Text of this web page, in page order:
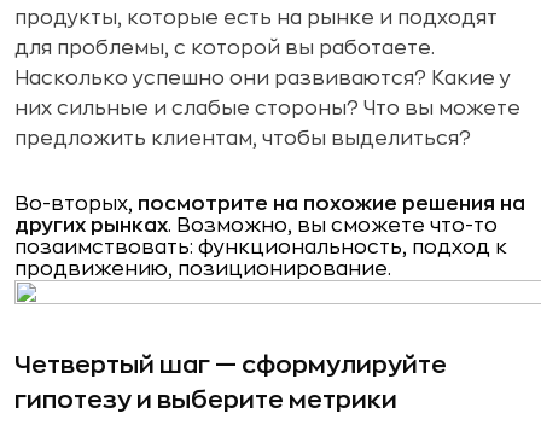
продукты, которые есть на рынке и подходят
для проблемы, с которой вы работаете.
Насколько успешно они развиваются? Какие у
них сильные и слабые стороны? Что вы можете
предложить клиентам, чтобы выделиться?
Во-вторых, посмотрите на похожие решения на
других рынках. Возможно, вы сможете что-то
позаимствовать: функциональность, подход к
продвижению, позиционирование.
Четвертый шаг — сформулируйте
гипотезу и выберите метрики